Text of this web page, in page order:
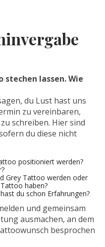
lassen. Wie
du Lust hast uns
zu vereinbaren,
schreiben. Hier sind
du diese nicht
positioniert werden?
Grey Tattoo werden oder
haben?
du schon Erfahrungen?
und gemeinsam
ausmachen, an dem
besprochen